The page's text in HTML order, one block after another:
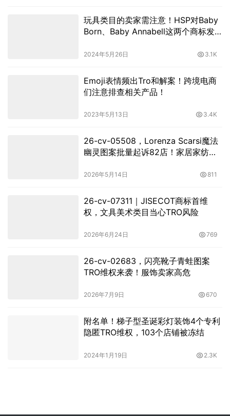
玩具类目的卖家需注意！HSP对Baby
Born、Baby Annabell这两个商标发
2024年5月26日 3.1K
Emoji表情频出Tro和解案！跨境电商
们注意排查相关产品！
2023年5月13日 3.4K
26-cv-05508，Lorenza Scarsi魔法
幽灵图案批量起诉82店！家居家纺类
2026年5月14日 811
26-cv-07311｜JISECOT商标首维
权，文具美术类目当心TRO风险
2026年6月24日 769
26-cv-02683，闪亮靴子青蛙图案
TRO维权来袭！服饰卖家高危
2026年7月9日 670
附名单！梯子型圣诞彩灯装饰4个专利
隐匿TRO维权，103个店铺被冻结
2024年1月19日 2.3K